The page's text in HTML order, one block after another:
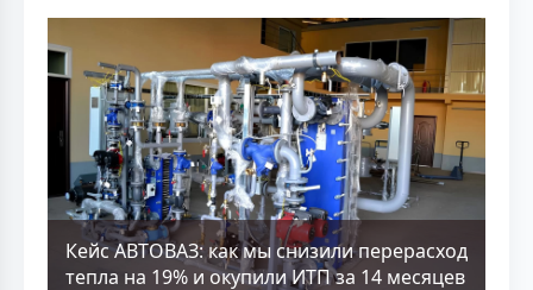
Кейс АВТОВАЗ: как мы снизили перерасход
тепла на 19% и окупили ИТП за 14 месяцев